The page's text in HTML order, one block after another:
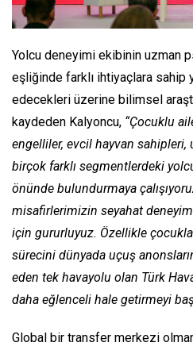
Yolcu deneyimi ekibinin uzman
eşliğinde farklı ihtiyaçlara sahip
edecekleri üzerine bilimsel
kaydeden Kalyoncu, “Çocuklu
engelliler, evcil hayvan sahipleri,
birçok farklı segmentlerdeki
önünde bulundurmaya
misafirlerimizin seyahat
için gururluyuz. Özellikle
sürecini dünyada uçuş
eden tek havayolu olan Türk Hava
daha eğlenceli hale getirmeyi
Global bir transfer merkezi